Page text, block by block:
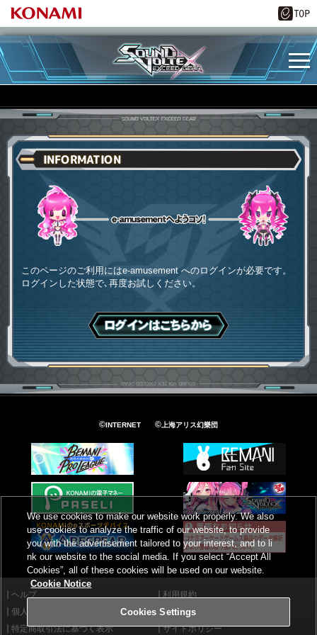
INFORMATION
このページのご利用にはe-amusement へのログインが必要です。
ログインした状態で､再度お試しください。
ログインはこちら
©INTERNET ©上海アリス幻樂団
ヘルプ
利用規約
個人情報等保護方針
外部送信について
特定商取引法に基づく表示
サイトポリシー
We use cookies to make our website work properly. We also
use cookies to analyze the traffic of our website, to provide
you with the advertisement tailored to your interest, and to li
nk our website to the social media. If you select “Accept All
Cookies”, all of these cookies will be used on our website.
Cookie Notice
Cookies Settings